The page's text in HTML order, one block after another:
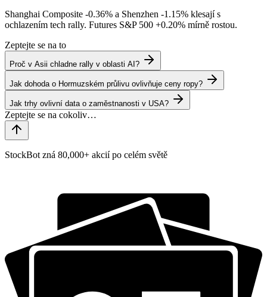
Shanghai Composite -0.36% a Shenzhen -1.15% klesají s
ochlazením tech rally. Futures S&P 500 +0.20% mírně rostou.
Zeptejte se na to
Proč v Asii chladne rally v oblasti AI?
Jak dohoda o Hormuzském průlivu ovlivňuje ceny ropy?
Jak trhy ovlivní data o zaměstnanosti v USA?
StockBot zná 80,000+ akcií po celém světě